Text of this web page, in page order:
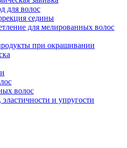
для волос
седины
для мелированных волос
при окрашивании
волос
и упругости